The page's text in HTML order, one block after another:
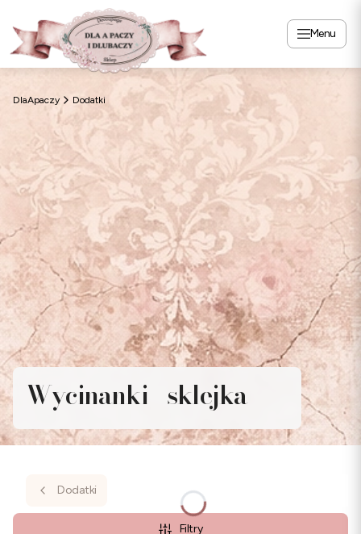
Menu
DlaApaczy Dodatki
Wycinanki - sklejka
Dodatki
Filtry